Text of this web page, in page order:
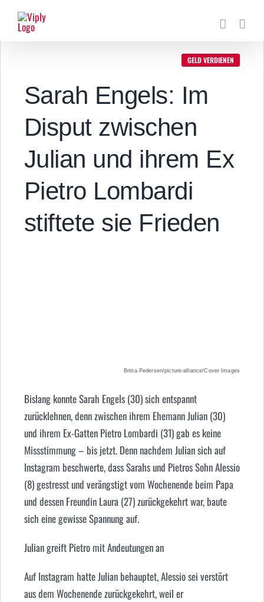
Inhalt
springen
GELD VERDIENEN
Sarah Engels: Im
Disput zwischen
Julian und ihrem Ex
Pietro Lombardi
stiftete sie Frieden
Britta Pedersen/picture-alliance/Cover Images
Bislang konnte Sarah Engels (30) sich entspannt
zurücklehnen, denn zwischen ihrem Ehemann Julian (30)
und ihrem Ex-Gatten Pietro Lombardi (31) gab es keine
Missstimmung – bis jetzt. Denn nachdem Julian sich auf
Instagram beschwerte, dass Sarahs und Pietros Sohn Alessio
(8) gestresst und verängstigt vom Wochenende beim Papa
und dessen Freundin Laura (27) zurückgekehrt war, baute
sich eine gewisse Spannung auf.
Julian greift Pietro mit Andeutungen an
Auf Instagram hatte Julian behauptet, Alessio sei verstört
aus dem Wochenende zurückgekehrt, weil er